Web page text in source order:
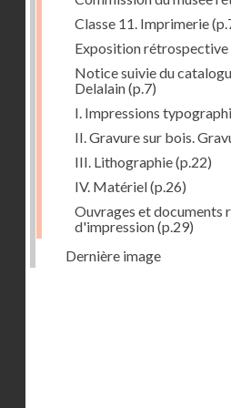
Classe 11. Imprimerie
Exposition rétrospective
Notice suivie du
Delalain(p.7)
I. Impressions
II. Gravure sur bois.
III. Lithographie(p.22)
IV. Matériel(p.26)
Ouvrages et documents
d'impression(p.29)
Dernière image